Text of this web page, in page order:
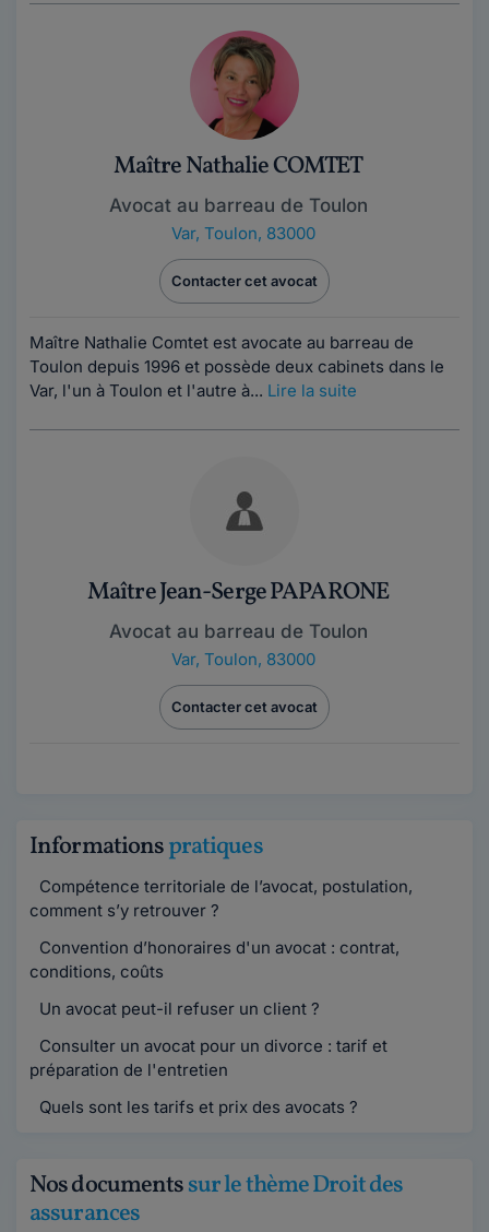
Maître Nathalie COMTET
Avocat au barreau de Toulon
Var, Toulon, 83000
Contacter cet avocat
Maître Nathalie Comtet est avocate au barreau de
Toulon depuis 1996 et possède deux cabinets dans le
Var, l'un à Toulon et l'autre à... Lire la suite
Maître Jean-Serge PAPARONE
Avocat au barreau de Toulon
Var, Toulon, 83000
Contacter cet avocat
Informationspratiques
Compétence territoriale de l’avocat, postulation,
comment s’y retrouver ?
Convention d’honoraires d'un avocat : contrat,
conditions, coûts
Un avocat peut-il refuser un client ?
Consulter un avocat pour un divorce : tarif et
préparation de l'entretien
Quels sont les tarifs et prix des avocats ?
Nos documentssur le thème Droit des
assurances